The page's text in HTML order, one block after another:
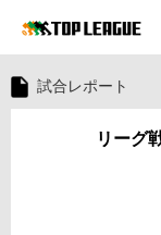
コラム
試合レポート
リーグ